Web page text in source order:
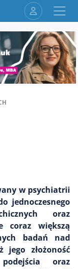
w psychiatrii
jednoczesnego
oraz
coraz większą
badań nad
jego złożoność
oraz